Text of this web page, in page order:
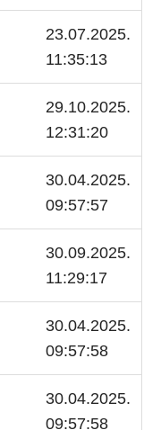
23.07.2025.
11:35:13
29.10.2025.
12:31:20
30.04.2025.
09:57:57
30.09.2025.
11:29:17
30.04.2025.
09:57:58
30.04.2025.
09:57:58